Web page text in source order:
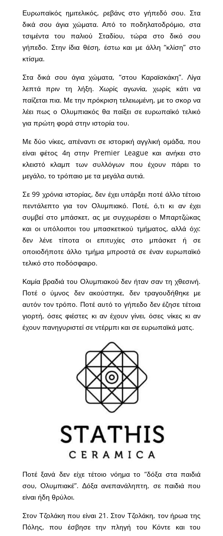
Ευρωπαϊκός ημιτελικός, ρεβάνς στο γήπεδό σου. Στα
δικά σου άγια χώματα. Από το ποδηλατοδρόμιο, στα
τσιμέντα του παλιού Σταδίου, τώρα στο δικό σου
γήπεδο. Στην ίδια θέση, έστω και με άλλη “κλίση” στο
κτίσμα.
Στα δικά σου άγια χώματα, “στου Καραϊσκάκη”. Λίγα
λεπτά πριν τη λήξη. Χωρίς αγωνία, χωρίς κάτι να
παίζεται πια. Με την πρόκριση τελειωμένη, με το σκορ να
λέει πως ο Ολυμπιακός θα παίξει σε ευρωπαϊκό τελικό
για πρώτη φορά στην ιστορία του.
Με δύο νίκες, απέναντι σε ιστορική αγγλική ομάδα, που
είναι φέτος 4η στην Premier League και ανήκει στο
κλειστό κλαμπ των συλλόγων που έχουν πάρει το
μεγάλο, το τρόπαιο με τα μεγάλα αυτιά.
Σε 99 χρόνια ιστορίας, δεν έχει υπάρξει ποτέ άλλο τέτοιο
πεντάλεπτο για τον Ολυμπιακό. Ποτέ, ό,τι κι αν έχει
συμβεί στο μπάσκετ, ας με συγχωρέσει ο Μπαρτζώκας
και οι υπόλοιποι του μπασκετικού τμήματος, αλλά όχι:
δεν λένε τίποτα οι επιτυχίες στο μπάσκετ ή σε
οποιοδήποτε άλλο τμήμα μπροστά σε έναν ευρωπαϊκό
τελικό στο ποδόσφαιρο.
Καμία βραδιά του Ολυμπιακού δεν ήταν σαν τη χθεσινή.
Ποτέ ο ύμνος δεν ακούστηκε, δεν τραγουδήθηκε με
αυτόν τον τρόπο. Ποτέ αυτό το γήπεδο δεν έζησε τέτοια
γιορτή, όσες φιέστες κι αν έχουν γίνει, όσες νίκες κι αν
έχουν πανηγυριστεί σε ντέρμπι και σε ευρωπαϊκά ματς.
Ποτέ ξανά δεν είχε τέτοιο νόημα το “δόξα στα παιδιά
σου, Ολυμπιακέ”. Δόξα ανεπανάληπτη, σε παιδιά που
είναι ήδη θρύλοι.
Στον Τζολάκη που είναι 21. Στον Τζολάκη, τον ήρωα της
Πόλης, που έσβησε την πληγή του Κόντε και του